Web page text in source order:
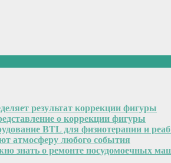
результат коррекции фигуры
о коррекции фигуры
BTL для физиотерапии и
атмосферу любого события
знать о ремонте посудомоечных